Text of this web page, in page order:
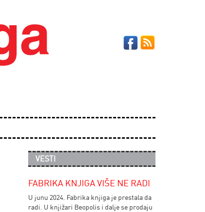
VESTI
FABRIKA KNJIGA VIŠE NE RADI
U junu 2024. Fabrika knjiga je prestala da
radi. U knjižari Beopolis i dalje se prodaju